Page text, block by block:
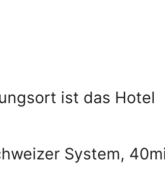
ist das Hotel
System,